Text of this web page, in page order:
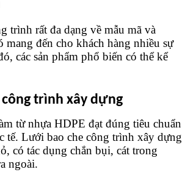
trình rất đa dạng về mẫu mã và
mang đến cho khách hàng nhiều sự
các sản phẩm phổ biến có thể kể
trình xây dựng
từ nhựa HDPE đạt đúng tiêu chuẩn
tế. Lưới bao che công trình xây dựng
có tác dụng chắn bụi, cát trong
ngoài.